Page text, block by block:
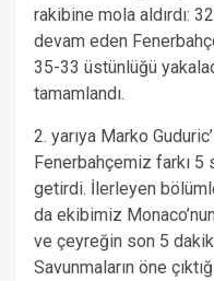
rakibine mola aldırdı:
devam eden
35-33 üstünlüğü
tamamlandı.
2. yarıya Marko
Fenerbahçemiz farkı 5
getirdi. İlerleyen
da ekibimiz
ve çeyreğin son 5
Savunmaların öne